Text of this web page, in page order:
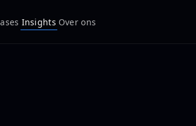
Insights Over ons